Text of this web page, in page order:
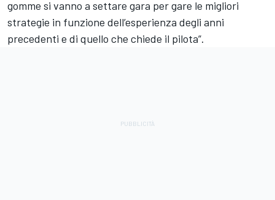
gomme si vanno a settare gara per gare le migliori
strategie in funzione dell’esperienza degli anni
precedenti e di quello che chiede il pilota”.